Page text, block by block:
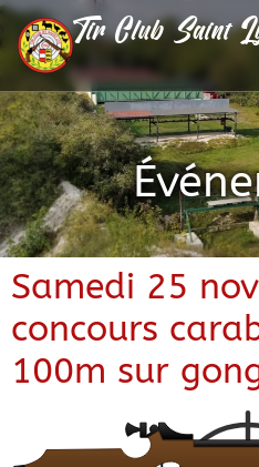
Tir Club Saint
Samedi 25
concours
100m sur